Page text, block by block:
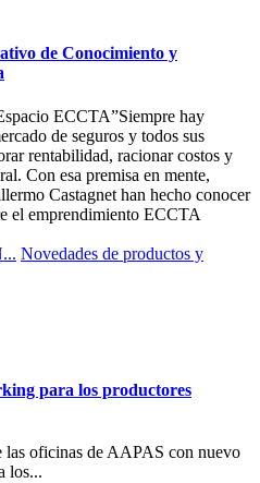
de Conocimiento y
ECCTA”Siempre hay
de seguros y todos sus
rentabilidad, racionar costos y
Con esa premisa en mente,
Castagnet han hecho conocer
el emprendimiento ECCTA
Novedades de productos y
para los productores
las oficinas de AAPAS con nuevo
los...